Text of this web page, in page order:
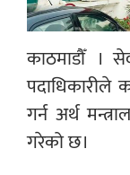
काठमाडौँ ।
पदाधिकारीले
गर्न अर्थ
गरेको छ।